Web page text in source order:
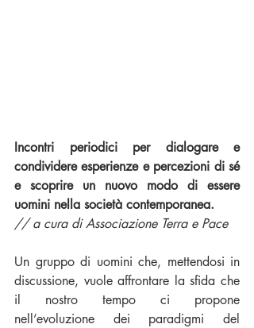
Incontri periodici per dialogare e
condividere esperienze e percezioni di sé
e scoprire un nuovo modo di essere
uomini nella società contemporanea.
// a cura di Associazione Terra e Pace
Un gruppo di uomini che, mettendosi in
discussione, vuole affrontare la sfida che
il nostro tempo ci propone
nell’evoluzione dei paradigmi del